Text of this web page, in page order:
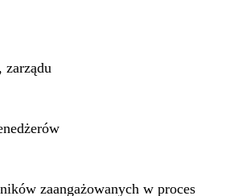
zarządu
zaangażowanych w proces